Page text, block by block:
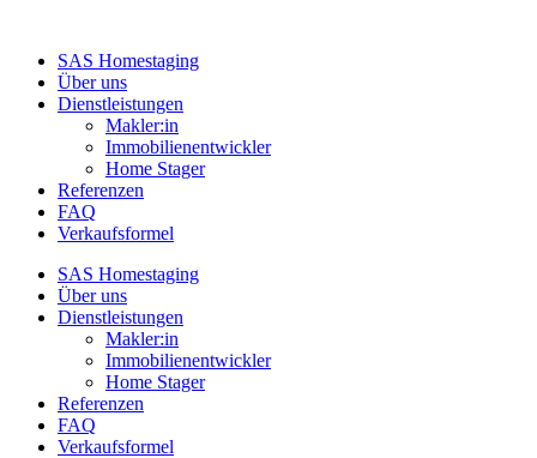
SAS Homestaging
Über uns
Dienstleistungen
Makler:in
Immobilienentwickler
Home Stager
Referenzen
FAQ
Verkaufsformel
SAS Homestaging
Über uns
Dienstleistungen
Makler:in
Immobilienentwickler
Home Stager
Referenzen
FAQ
Verkaufsformel